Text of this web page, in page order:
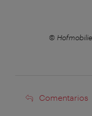
©
Comentarios
Comentarios